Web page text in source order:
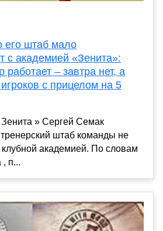
его штаб мало
с академией «Зенита»:
работает – завтра нет, а
с прицелом на 5
» Сергей Семак
штаб команды не
клубной академией. По словам
п...